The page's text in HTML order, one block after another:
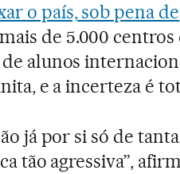
o país, sob pena de
de 5.000 centros
alunos
e a incerteza é
já por si só de tanta
tão agressiva”,